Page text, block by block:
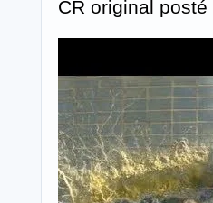
CR original posté